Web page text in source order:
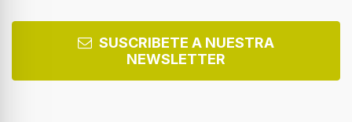
SUSCRIBETE A NUESTRA
NEWSLETTER